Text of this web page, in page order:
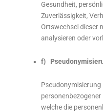
Gesundheit,
Zuverlässigkeit,
Ortswechsel dieser
analysieren oder
f)
personenbezogener
welche die